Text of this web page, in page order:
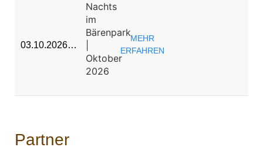
03.10.2026…
Nachts
im
Bärenpark
Oktober
2026
MEHR
ERFAHREN
Partner